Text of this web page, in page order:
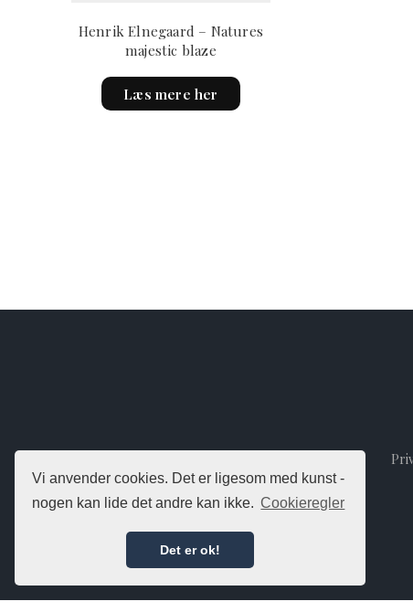
Vi anvender cookies. Det er ligesom med kunst -
nogen kan lide det andre kan ikke. Cookieregler
Det er ok!
Henrik Elnegaard – Natures
majestic blaze
Læs mere her